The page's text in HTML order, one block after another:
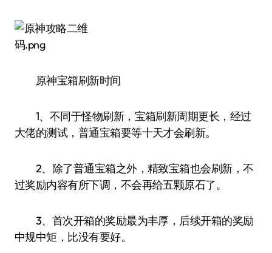
原神宝箱刷新时间
1、不同于怪物刷新，宝箱刷新周期更长，经过
大佬的测试，普通宝箱要等十天才会刷新。
2、除了普通宝箱之外，精致宝箱也会刷新，不
过奖励内容有所下调，不会再给五颗原石了。
3、首次开箱的奖励最为丰厚，后续开箱的奖励
中规中矩，比没有要好。